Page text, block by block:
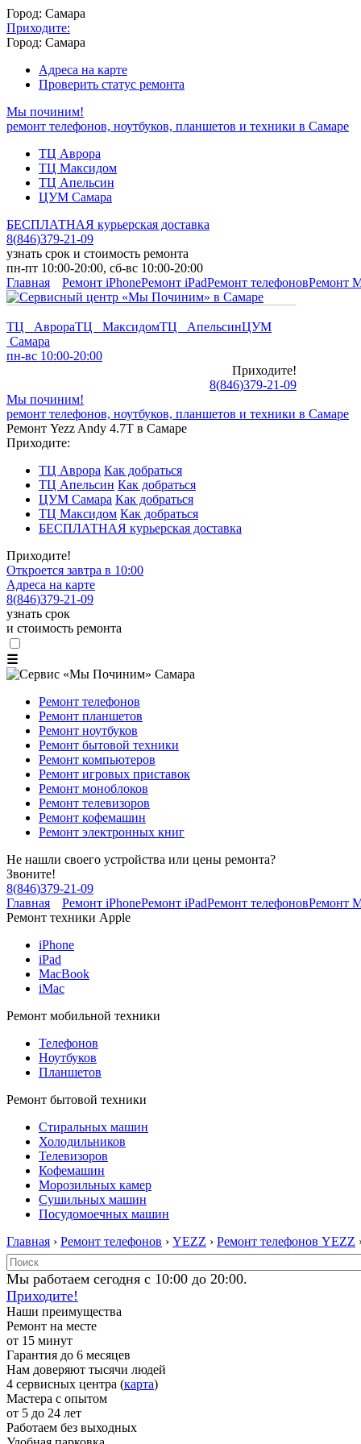
Город: Самара
Приходите:
Город: Самара
Адреса на карте
Проверить статус ремонта
Мы починим!
ремонт телефонов, ноутбуков, планшетов и техники в Самаре
ТЦ Аврора
ТЦ Максидом
ТЦ Апельсин
ЦУМ Самара
БЕСПЛАТНАЯ курьерская доставка
8(846)379-21-09
узнать срок и стоимость ремонта
пн-пт 10:00-20:00, сб-вс 10:00-20:00
Главная
Ремонт iPhoneРемонт iPadРемонт телефоновРемонт
ТЦ АврораТЦ МаксидомТЦ АпельсинЦУМ
Самара
пн-вс 10:00-20:00
Приходите!
8(846)379-21-09
Мы починим!
ремонт телефонов, ноутбуков, планшетов и техники в Самаре
Ремонт Yezz Andy 4.7T в Самаре
Приходите:
ТЦ Аврора Как добраться
ТЦ Апельсин Как добраться
ЦУМ Самара Как добраться
ТЦ Максидом Как добраться
БЕСПЛАТНАЯ курьерская доставка
Приходите!
Откроется завтра в 10:00
Адреса на карте
8(846)379-21-09
узнать срок
и стоимость ремонта
☰
Ремонт телефонов
Ремонт планшетов
Ремонт ноутбуков
Ремонт бытовой техники
Ремонт компьютеров
Ремонт игровых приставок
Ремонт моноблоков
Ремонт телевизоров
Ремонт кофемашин
Ремонт электронных книг
Не нашли своего устройства или цены ремонта?
Звоните!
8(846)379-21-09
Главная
Ремонт iPhoneРемонт iPadРемонт телефоновРемонт
Ремонт техники Apple
iPhone
iPad
MacBook
iMac
Ремонт мобильной техники
Телефонов
Ноутбуков
Планшетов
Ремонт бытовой техники
Стиральных машин
Холодильников
Телевизоров
Кофемашин
Морозильных камер
Сушильных машин
Посудомоечных машин
Главная › Ремонт телефонов › YEZZ › Ремонт телефонов YEZZ
Мы работаем сегодня с 10:00 до 20:00.
Приходите!
Наши преимущества
Ремонт на месте
от 15 минут
Гарантия до 6 месяцев
Нам доверяют тысячи людей
4 сервисных центра (карта)
Мастера с опытом
от 5 до 24 лет
Работаем без выходных